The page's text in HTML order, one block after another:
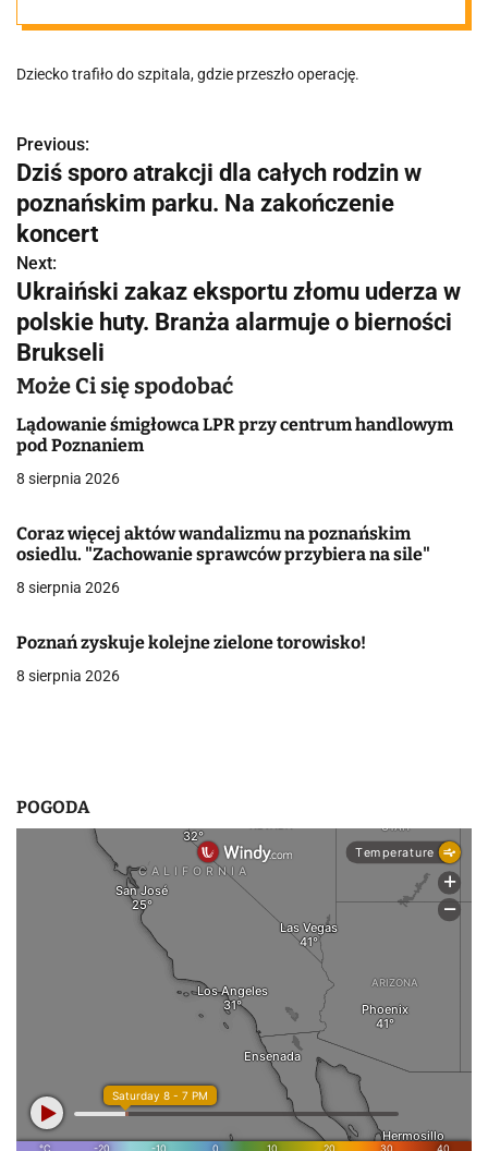
wiatrówki
Dziecko trafiło do szpitala, gdzie przeszło operację.
N
a
w
i
g
a
c
j
a
w
p
s
u
Previous:
Dziś sporo atrakcji dla całych rodzin w
poznańskim parku. Na zakończenie
koncert
Next:
Ukraiński zakaz eksportu złomu uderza w
polskie huty. Branża alarmuje o bierności
Brukseli
Może Ci się spodobać
Lądowanie śmigłowca LPR przy centrum handlowym
pod Poznaniem
8 sierpnia 2026
Coraz więcej aktów wandalizmu na poznańskim
osiedlu. "Zachowanie sprawców przybiera na sile"
8 sierpnia 2026
Poznań zyskuje kolejne zielone torowisko!
8 sierpnia 2026
POGODA